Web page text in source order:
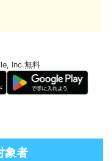
Inc.無料
象者